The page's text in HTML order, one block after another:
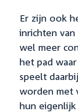
Er zijn ook
inrichten
wel meer
het pad
speelt
worden met
hun